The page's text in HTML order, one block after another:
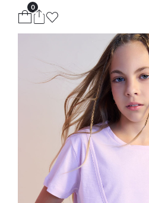
0